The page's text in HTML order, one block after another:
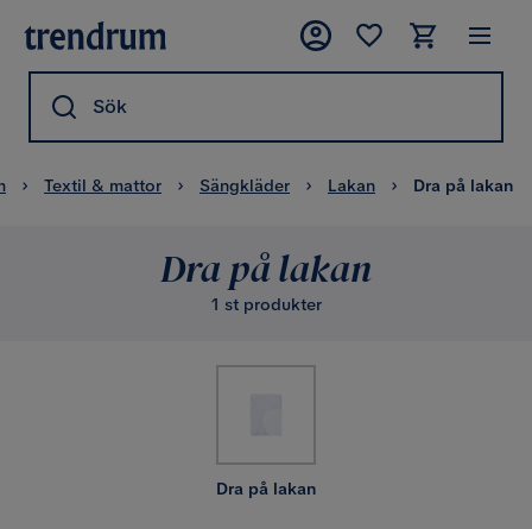
Sök
Textil & mattor Sängkläder Lakan Dra på lakan
Dra på lakan
1 st produkter
Dra på lakan